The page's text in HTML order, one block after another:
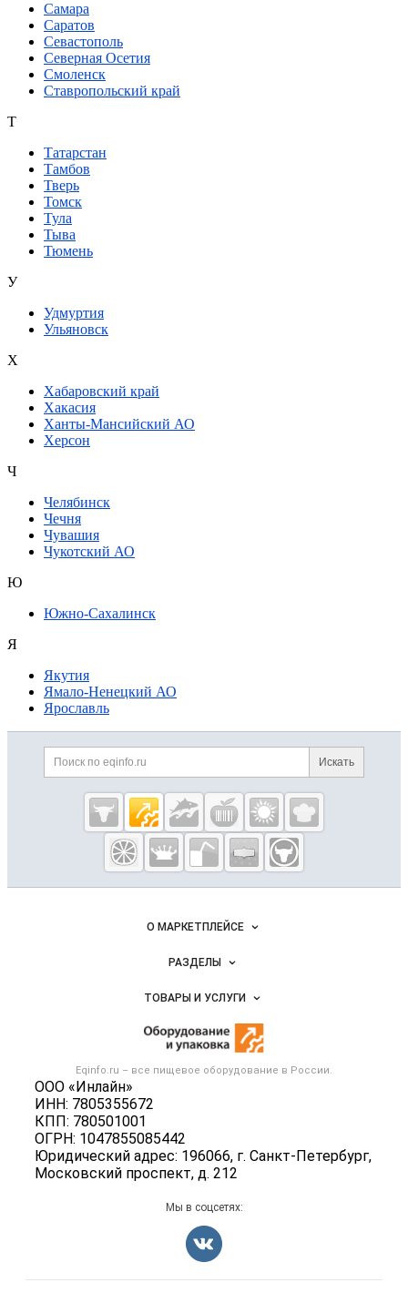
Самара
Саратов
Севастополь
Северная Осетия
Смоленск
Ставропольский край
Т
Татарстан
Тамбов
Тверь
Томск
Тула
Тыва
Тюмень
У
Удмуртия
Ульяновск
Х
Хабаровский край
Хакасия
Ханты-Мансийский АО
Херсон
Ч
Челябинск
Чечня
Чувашия
Чукотский АО
Ю
Южно-Сахалинск
Я
Якутия
Ямало-Ненецкий АО
Ярославль
Дополнительная информация
Поиск по сайту и
Искать
Cсылки на полезные проекты
Eqinfo.ru —
пищевое
оборудование
и упаковка
Важные разделы и контакты
Eqinfo.ru – все пищевое оборудование в России.
ООО «Инлайн»
ИНН: 7805355672
КПП: 780501001
ОГРН: 1047855085442
Юридический адрес: 196066, г. Санкт-Петербург,
Московский проспект, д. 212
Навигация по сайтуО МАРКЕТПЛЕЙСЕ
Новости Eqinfo.ru
Размещение рекламы
Публичная оферта
Контактная информация
Политика обработки персональных данных
РАЗДЕЛЫ
Объявления
Вакансии
Блог
ТОВАРЫ И УСЛУГИ
Оборудование для пищепрома
Тара и упаковка
Б/у оборудование
Информация о компаниях
Добавить объявление
Карта объявлений
Мы в соцсетях: